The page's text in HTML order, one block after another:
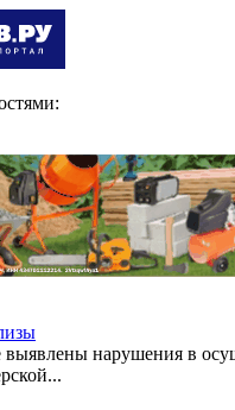
нарушения в